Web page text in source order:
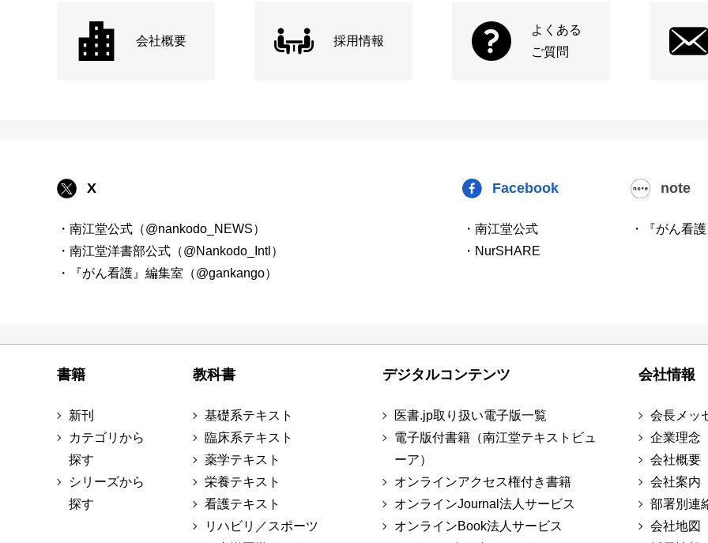
会社概要 採用情報
よくある
ご質問
X
・南江堂公式（@nankodo_NEWS）
・南江堂洋書部公式（@Nankodo_Intl）
・『がん看護』編集室（@gankango）
Facebook
・南江堂公式
・NurSHARE
note
・『がん看
書籍
新刊
カテゴリから
探す
シリーズから
探す
教科書
基礎系テキスト
臨床系テキスト
薬学テキスト
栄養テキスト
看護テキスト
リハビリ／スポーツ
デジタルコンテンツ
医書.jp取り扱い電子版一覧
電子版付書籍（南江堂テキストビュ
ーア）
オンラインアクセス権付き書籍
オンラインJournal法人サービス
オンラインBook法人サービス
会社情報
会長メッ
企業理念
会社概要
会社案内
部署別連
会社地図